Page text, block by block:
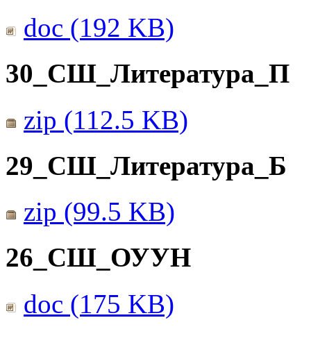
doc (192 KB)
30_СШ_Литература_П
zip (112.5 KB)
29_СШ_Литература_Б
zip (99.5 KB)
26_СШ_ОУУН
doc (175 KB)